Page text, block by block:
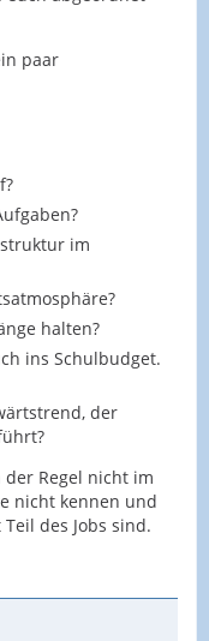
paar
im
halten?
ins Schulbudget.
der
Regel nicht im
nicht kennen und
des Jobs sind.